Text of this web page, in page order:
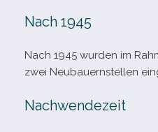
Nach 1945
Nach 1945 wur­den im
zwei Neubauernstellen
Nachwendezeit